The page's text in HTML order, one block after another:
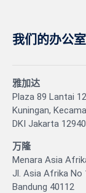
我们的办公室
雅加达
Plaza 89 Lantai
Kuningan,
DKI Jakarta 12940
万隆
Menara Asia
Jl. Asia Afrika No
Bandung 40112